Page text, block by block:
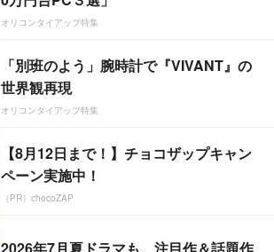
オリコンタイアップ特集
「別班のよう」腕時計で『VIVANT』の
世界観再現
オリコンタイアップ特集
【8月12日まで！】チョコザップキャン
ペーン実施中！
（PR）chocoZAP
2026年7月夏ドラマも、注目作＆話題作